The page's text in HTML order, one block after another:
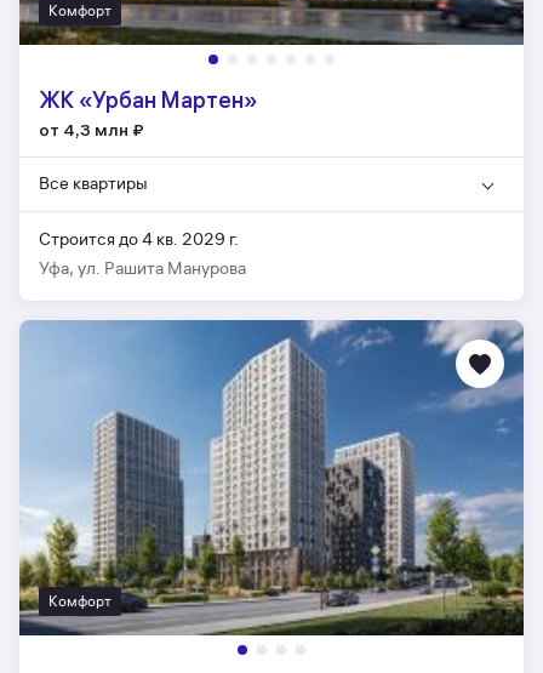
Комфорт
ЖК «Урбан Мартен»
от 4,3 млн ₽
Все квартиры
Строится до 4 кв. 2029 г.
Уфа, ул. Рашита Манурова
Комфорт